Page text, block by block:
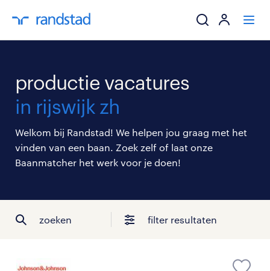
mijn carrière
over randstad
productie vacatures
in rijswijk zh
Welkom bij Randstad! We helpen jou graag met het
vinden van een baan. Zoek zelf of laat onze
Baanmatcher het werk voor je doen!
zoeken filter resultaten